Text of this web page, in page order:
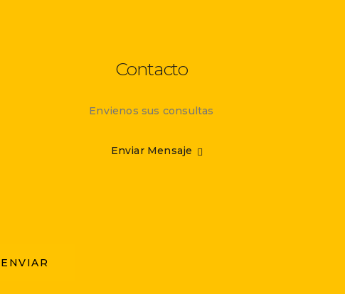
Contacto
Envienos sus consultas
Enviar Mensaje